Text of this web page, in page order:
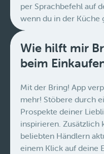
per Sprachbefehl auf
wenn du in der Küche
Wie hilft mir
beim
Mit der Bring! App
mehr! Stöbere durch
Prospekte deiner
inspirieren. Zusätzlich
beliebten Händlern
einem Klick auf deine